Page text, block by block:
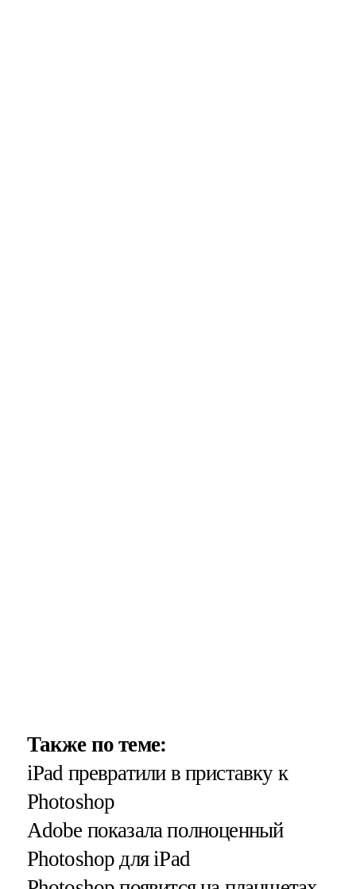
Также по теме:
iPad превратили в приставку к
Photoshop
Adobe показала полноценный
Photoshop для iPad